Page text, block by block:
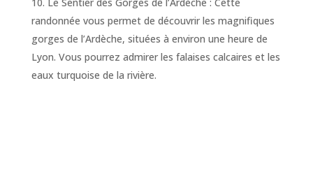
randonnée vous permet de découvrir les magnifiques
gorges de l’Ardèche, situées à environ une heure de
Lyon. Vous pourrez admirer les falaises calcaires et les
eaux turquoise de la rivière.